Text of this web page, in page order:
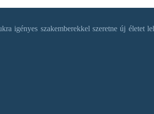
igényes szakemberekkel szeretne új életet